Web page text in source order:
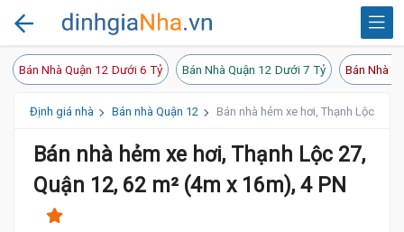
Bán Nhà Quận 12 Dưới 6 Tỷ Bán Nhà Quận 12 Dưới 7 Tỷ Bán Nhà
Định giá nhà Bán nhà Quận 12 Bán nhà hẻm xe hơi, Thạnh Lộc 27,
Bán nhà hẻm xe hơi, Thạnh Lộc 27,
Quận 12, 62 m² (4m x 16m), 4 PN